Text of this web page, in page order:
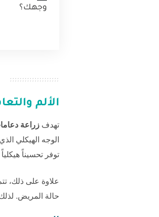
وجهك؟
الألم
تهدف زراعة
الوجه الهيكلي
توفر تحسيناً هيكلياً
علاوة على ذلك،
حالة المريض.